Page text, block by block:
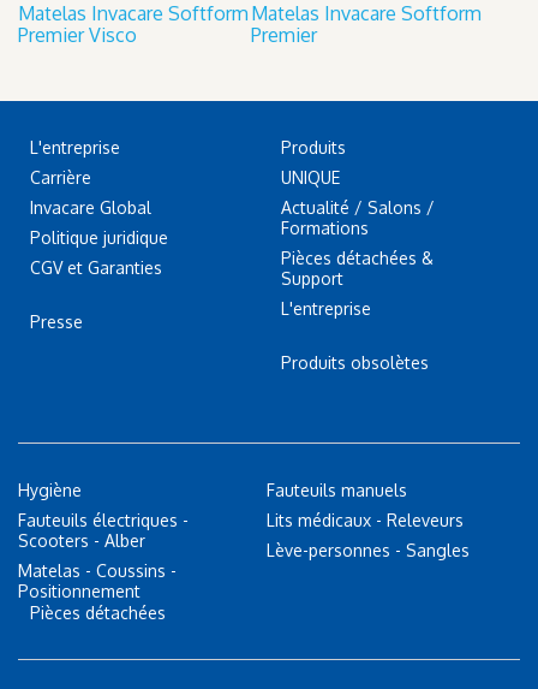
Matelas Invacare Softform
Premier Visco
Matelas Invacare Softform
Premier
L'entreprise
Carrière
Invacare Global
Politique juridique
CGV et Garanties
Presse
Produits
UNIQUE
Actualité / Salons /
Formations
Pièces détachées &
Support
L'entreprise
Produits obsolètes
Hygiène
Fauteuils électriques -
Scooters - Alber
Matelas - Coussins -
Positionnement
Fauteuils manuels
Lits médicaux - Releveurs
Lève-personnes - Sangles
Pièces détachées